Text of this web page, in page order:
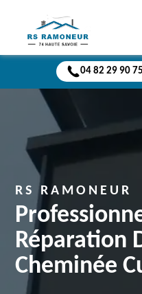
04 82 29 90 75
RS RAMONEUR
Réparation
Cheminée